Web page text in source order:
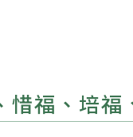
惜福、培福